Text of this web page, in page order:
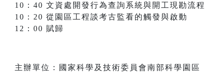
10：40 文資處開發行為查詢系統與開工現勘流程
10：20 從園區工程談考古監看的觸發與啟動
12：00 賦歸
主辦單位：國家科學及技術委員會南部科學園區